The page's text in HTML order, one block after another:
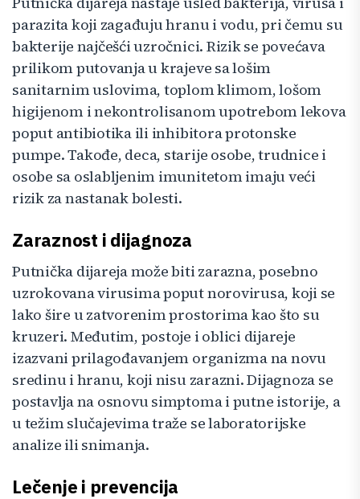
parazita koji zagađuju hranu i vodu, pri čemu su
bakterije najčešći uzročnici. Rizik se povećava
prilikom putovanja u krajeve sa lošim
sanitarnim uslovima, toplom klimom, lošom
higijenom i nekontrolisanom upotrebom lekova
poput antibiotika ili inhibitora protonske
pumpe. Takođe, deca, starije osobe, trudnice i
osobe sa oslabljenim imunitetom imaju veći
rizik za nastanak bolesti.
Zaraznost i dijagnoza
Putnička dijareja može biti zarazna, posebno
uzrokovana virusima poput norovirusa, koji se
lako šire u zatvorenim prostorima kao što su
kruzeri. Međutim, postoje i oblici dijareje
izazvani prilagođavanjem organizma na novu
sredinu i hranu, koji nisu zarazni. Dijagnoza se
postavlja na osnovu simptoma i putne istorije, a
u težim slučajevima traže se laboratorijske
analize ili snimanja.
Lečenje i prevencija